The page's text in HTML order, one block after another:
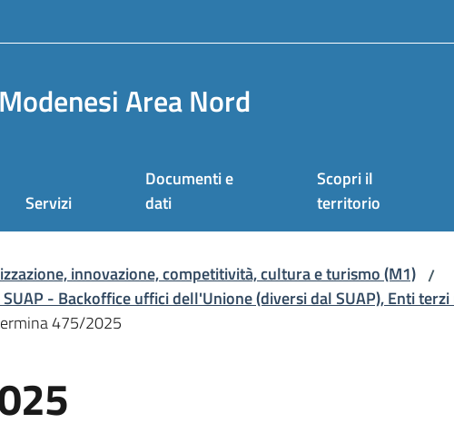
Area Nord
Servizi
Documenti e
dati
Scopri il
territorio
innovazione, competitività, cultura e turismo (M1) /
- Backoffice uffici dell'Unione (diversi dal SUAP), Enti
475/2025